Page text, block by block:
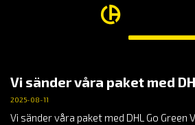
Vi sänder våra paket med
2025-08-11
Vi sänder våra paket med DHL Go